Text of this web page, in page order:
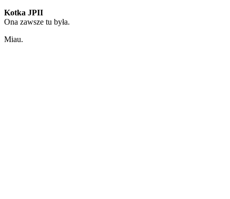
Kotka JPII
Ona zawsze tu była.
Miau.